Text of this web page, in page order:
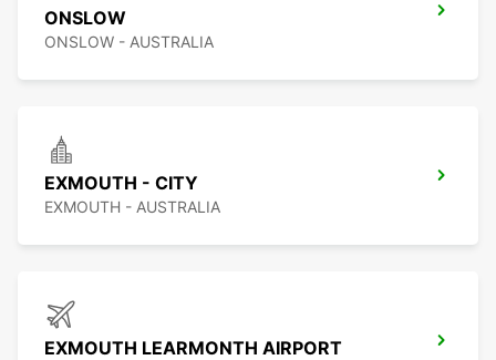
ONSLOW
ONSLOW - AUSTRALIA
EXMOUTH - CITY
EXMOUTH - AUSTRALIA
EXMOUTH LEARMONTH AIRPORT